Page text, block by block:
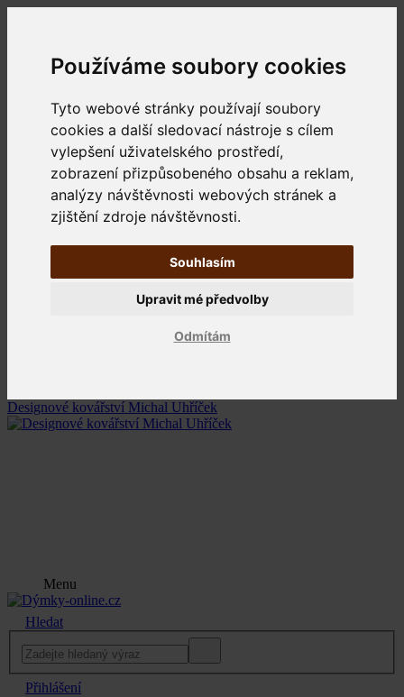
Používáme soubory cookies
Tyto webové stránky používají soubory
cookies a další sledovací nástroje s cílem
vylepšení uživatelského prostředí,
zobrazení přizpůsobeného obsahu a reklam,
analýzy návštěvnosti webových stránek a
zjištění zdroje návštěvnosti.
Souhlasím
Odmítám
Upravit mé předvolby
Designové kovářství Michal Uhříček
Menu
Hledat
Přihlášení